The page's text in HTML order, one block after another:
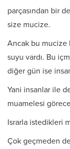
parçasından bir
size mucize.
Ancak bu mucize
suyu vardı. Bu
diğer gün ise
Yani insanlar ile
muamelesi
Israrla istedikleri
Çok geçmeden